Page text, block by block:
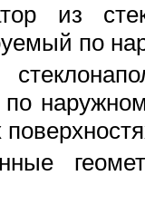
из
по